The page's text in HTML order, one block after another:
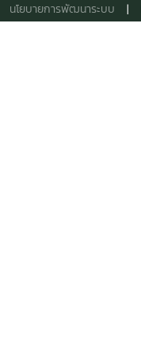
นโยบายการพัฒนาระบบ |